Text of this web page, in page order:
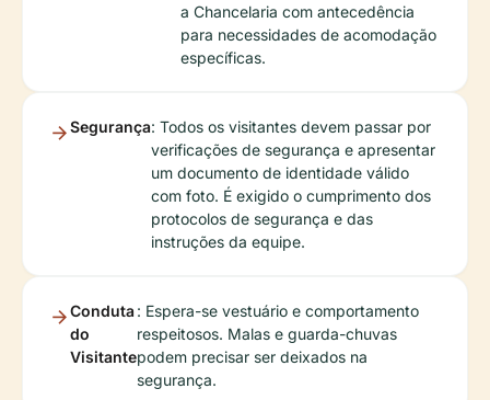
a Chancelaria com antecedência
para necessidades de acomodação
específicas.
Segurança: Todos os visitantes devem passar por
verificações de segurança e apresentar
um documento de identidade válido
com foto. É exigido o cumprimento dos
protocolos de segurança e das
instruções da equipe.
Conduta
do
Visitante
: Espera-se vestuário e comportamento
respeitosos. Malas e guarda-chuvas
podem precisar ser deixados na
segurança.